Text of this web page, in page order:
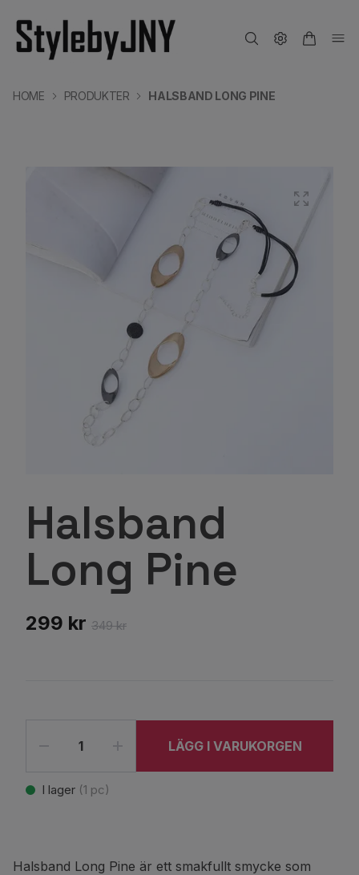
HOME PRODUKTER HALSBAND LONG PINE
Halsband
Long Pine
299 kr 349 kr
LÄGG I VARUKORGEN
I lager (1 pc)
Halsband Long Pine är ett smakfullt smycke som